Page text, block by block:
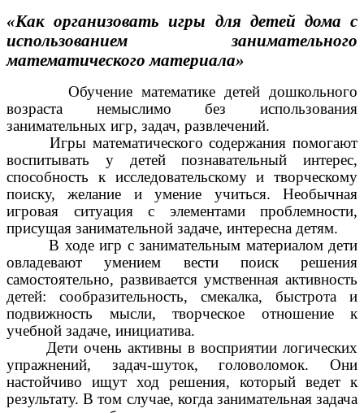
«Как организовать игры для детей дома с
использованием занимательного
математического материала»
Обучение математике детей дошкольного
возраста немыслимо без использования
занимательных игр, задач, развлечений.
Игры математического содержания помогают
воспитывать у детей познавательный интерес,
способность к исследовательскому и творческому
поиску, желание и умение учиться. Необычная
игровая ситуация с элементами проблемности,
присущая занимательной задаче, интересна детям.
В ходе игр с занимательным материалом дети
овладевают умением вести поиск решения
самостоятельно, развивается умственная активность
детей: сообразительность, смекалка, быстрота и
подвижность мысли, творческое отношение к
учебной задаче, инициатива.
Дети очень активны в восприятии логических
упражнений, задач-шуток, головоломок. Они
настойчиво ищут ход решения, который ведет к
результату. В том случае, когда занимательная задача